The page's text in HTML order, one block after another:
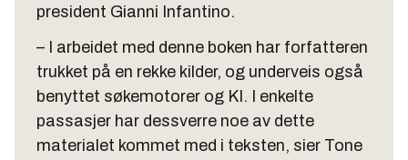
president Gianni Infantino.
– I arbeidet med denne boken har forfatteren
trukket på en rekke kilder, og underveis også
benyttet søkemotorer og KI. I enkelte
passasjer har dessverre noe av dette
materialet kommet med i teksten, sier Tone